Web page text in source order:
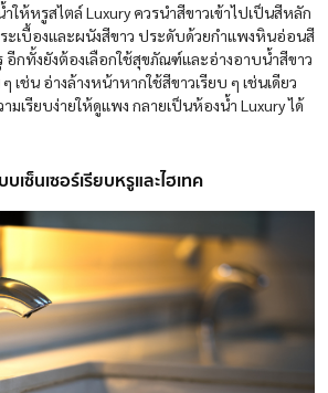
ให้หรูสไตล์ Luxury ควรนำสีขาวเข้าไปเป็นสีหลัก
ะเบื้องและผนังสีขาว ประดับด้วยกำแพงหินอ่อนสี
อีกทั้งยังต้องเลือกใช้สุขภัณฑ์และอ่างอาบน้ำสีขาว
เช่น อ่างล้างหน้าหากใช้สีขาวเรียบ ๆ เช่นเดียว
มเรียบง่ายให้ดูแพง กลายเป็นห้องน้ำ Luxury ได้
เซ็นเซอร์เรียบหรูและไฮเทค